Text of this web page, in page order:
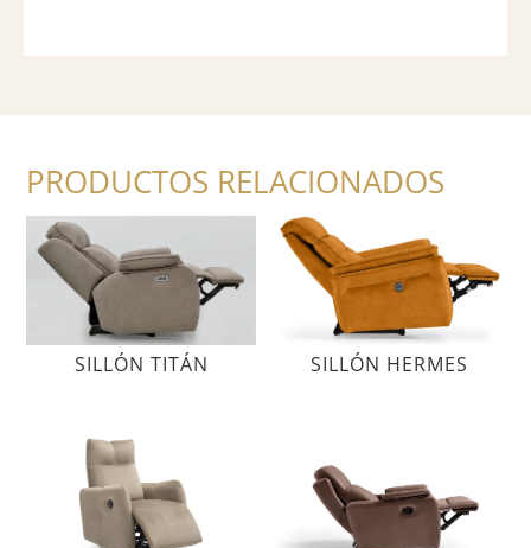
PRODUCTOS RELACIONADOS
SILLÓN TITÁN SILLÓN HERMES